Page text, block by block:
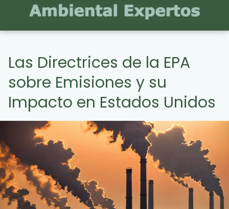
Las Directrices de la EPA
sobre Emisiones y su
Impacto en Estados Unidos